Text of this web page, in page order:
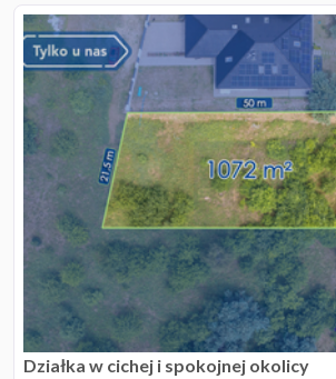
Działka w cichej i spokojnej okolicy